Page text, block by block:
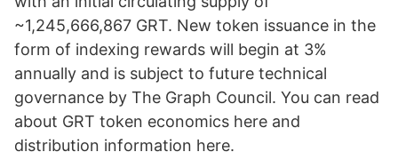
~1,245,666,867 GRT. New token issuance in the
form of indexing rewards will begin at 3%
annually and is subject to future technical
governance by The Graph Council. You can read
about GRT token economics here and
distribution information here.